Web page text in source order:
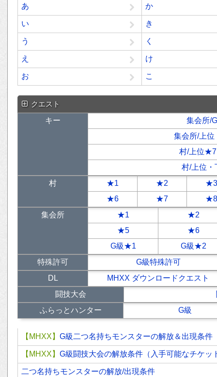
あ か
い き
う く
え け
お こ
クエスト
キー
集会所/
集会所/上位
村/上位★7
村/上位・
村
★1 ★2
★3
★6
★7
★8
集会所
★1
★2
★5
★6
G級★1
G級★2
特殊許可
G級特殊許可
DL
MHXX ダウンロードクエスト
闘技大会
ふらっとハンター
G級
【MHXX】 G級二つ名持ちモンスターの解放＆出現条件
【MHXX】 G級闘技大会の解放条件（入手可能なチケッ
二つ名持ちモンスターの解放/出現条件